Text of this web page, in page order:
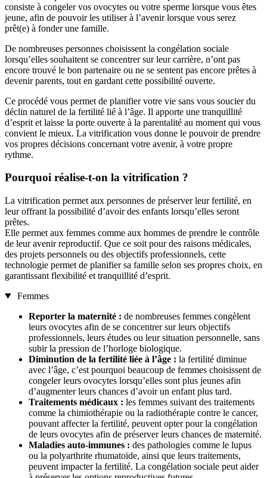
consiste à congeler vos ovocytes ou votre sperme lorsque vous êtes
jeune, afin de pouvoir les utiliser à l’avenir lorsque vous serez
prêt(e) à fonder une famille.
De nombreuses personnes choisissent la congélation sociale
lorsqu’elles souhaitent se concentrer sur leur carrière, n’ont pas
encore trouvé le bon partenaire ou ne se sentent pas encore prêtes à
devenir parents, tout en gardant cette possibilité ouverte.
Ce procédé vous permet de planifier votre vie sans vous soucier du
déclin naturel de la fertilité lié à l’âge. Il apporte une tranquillité
d’esprit et laisse la porte ouverte à la parentalité au moment qui vous
convient le mieux. La vitrification vous donne le pouvoir de prendre
vos propres décisions concernant votre avenir, à votre propre
rythme.
Pourquoi réalise-t-on la vitrification ?
La vitrification permet aux personnes de préserver leur fertilité, en
leur offrant la possibilité d’avoir des enfants lorsqu’elles seront
prêtes.
Elle permet aux femmes comme aux hommes de prendre le contrôle
de leur avenir reproductif. Que ce soit pour des raisons médicales,
des projets personnels ou des objectifs professionnels, cette
technologie permet de planifier sa famille selon ses propres choix, en
garantissant flexibilité et tranquillité d’esprit.
Femmes
Reporter la maternité : de nombreuses femmes congèlent
leurs ovocytes afin de se concentrer sur leurs objectifs
professionnels, leurs études ou leur situation personnelle, sans
subir la pression de l’horloge biologique.
Diminution de la fertilité liée à l’âge : la fertilité diminue
avec l’âge, c’est pourquoi beaucoup de femmes choisissent de
congeler leurs ovocytes lorsqu’elles sont plus jeunes afin
d’augmenter leurs chances d’avoir un enfant plus tard.
Traitements médicaux : les femmes suivant des traitements
comme la chimiothérapie ou la radiothérapie contre le cancer,
pouvant affecter la fertilité, peuvent opter pour la congélation
de leurs ovocytes afin de préserver leurs chances de maternité.
Maladies auto-immunes : des pathologies comme le lupus
ou la polyarthrite rhumatoïde, ainsi que leurs traitements,
peuvent impacter la fertilité. La congélation sociale peut aider